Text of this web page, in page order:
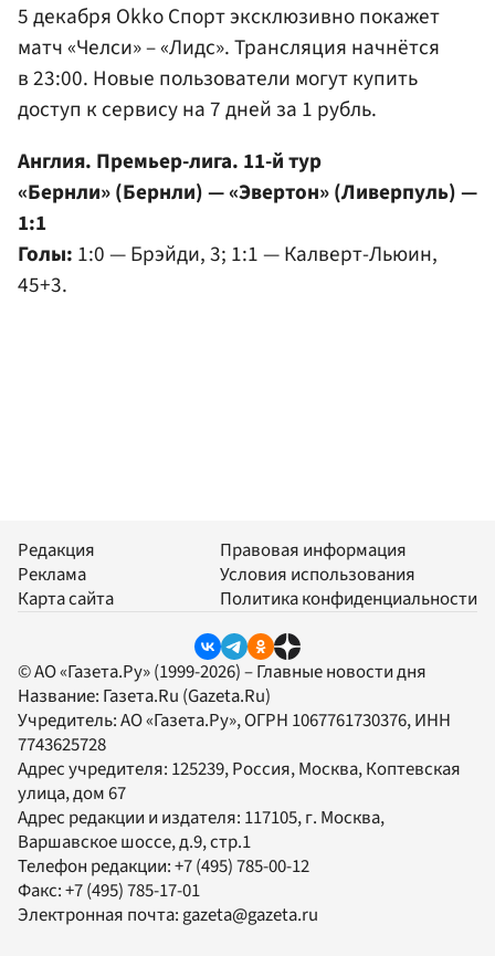
5 декабря Okko Спорт эксклюзивно покажет
матч «Челси» – «Лидс». Трансляция начнётся
в 23:00. Новые пользователи могут купить
доступ к сервису на 7 дней за 1 рубль.
Англия. Премьер-лига. 11-й тур
«Бернли» (Бернли) — «Эвертон» (Ливерпуль) —
1:1
Голы: 1:0 — Брэйди, 3; 1:1 — Калверт-Льюин,
45+3.
Редакция
Реклама
Карта сайта
Правовая информация
Условия использования
Политика конфиденциальности
© АО «Газета.Ру» (1999-2026) – Главные новости дня
Название: Газета.Ru (Gazeta.Ru)
Учредитель:АО «Газета.Ру», ОГРН 1067761730376, ИНН
7743625728
Адрес учредителя: 125239, Россия, Москва, Коптевская
улица, дом 67
Адрес редакции и издателя: 117105, г. Москва,
Варшавское шоссе, д.9, стр.1
Телефон редакции:+7 (495) 785-00-12
Факс:+7 (495) 785-17-01
Электронная почта: gazeta@gazeta.ru